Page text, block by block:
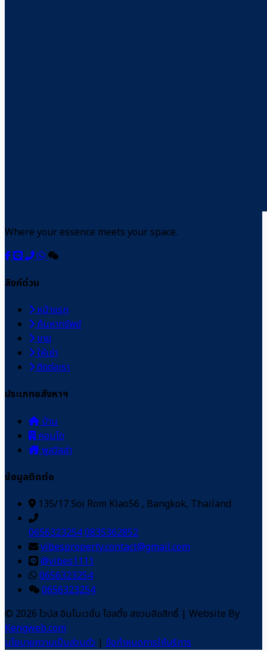
Where your essence meets your space.
ลิงก์ด่วน
หน้าแรก
ค้นหาทรัพย์
ขาย
ให้เช่า
ติดต่อเรา
ประเภทอสังหาฯ
บ้าน
คอนโด
พูลวิลล่า
ข้อมูลติดต่อ
135/17 Soi Rom Klao56 , Bangkok, Thailand
06563232540835362852
vibesproperty.contact@gmail.com
@vibes1111
0656323254
0656323254
© 2026 ไวบ์ส อินโนเวชั่น โฮลดิ้ง สงวนลิขสิทธิ์ | Website By
Kengweb.com
นโยบายความเป็นส่วนตัว | ข้อกำหนดการให้บริการ